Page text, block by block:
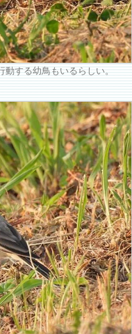
する幼鳥もいるらしい。